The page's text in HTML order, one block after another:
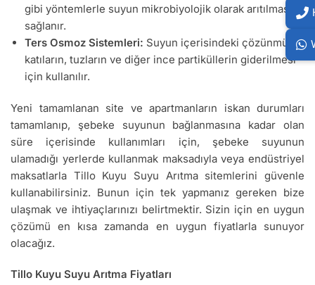
gibi yöntemlerle suyun mikrobiyolojik olarak arıtılması
sağlanır.
Ters Osmoz Sistemleri: Suyun içerisindeki çözünmüş
katıların, tuzların ve diğer ince partiküllerin giderilmesi
için kullanılır.
Yeni tamamlanan site ve apartmanların iskan durumları
tamamlanıp, şebeke suyunun bağlanmasına kadar olan
süre içerisinde kullanımları için, şebeke suyunun
ulamadığı yerlerde kullanmak maksadıyla veya endüstriyel
maksatlarla Tillo Kuyu Suyu Arıtma sitemlerini güvenle
kullanabilirsiniz. Bunun için tek yapmanız gereken bize
ulaşmak ve ihtiyaçlarınızı belirtmektir. Sizin için en uygun
çözümü en kısa zamanda en uygun fiyatlarla sunuyor
olacağız.
Tillo Kuyu Suyu Arıtma Fiyatları